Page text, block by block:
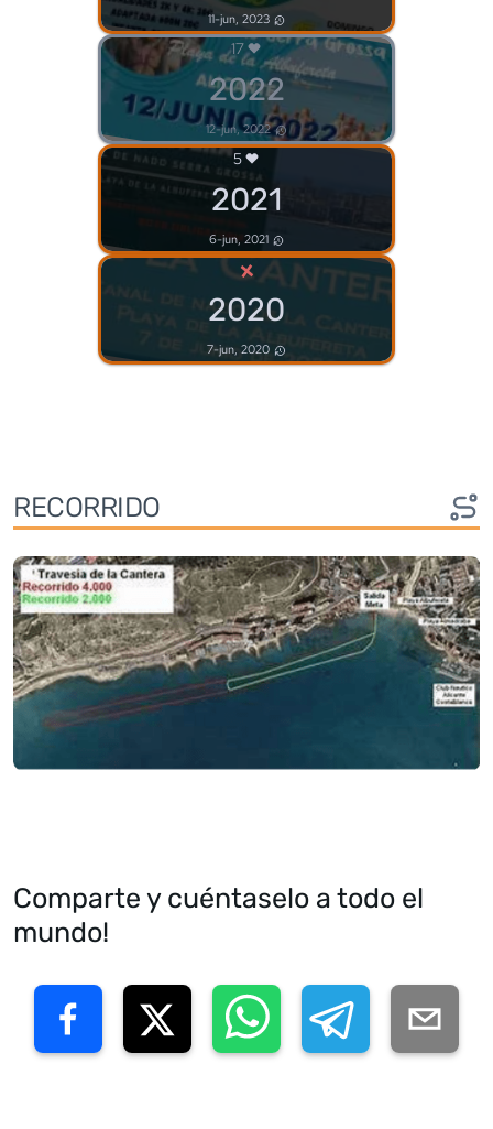
11-jun, 2023
17
2022
12-jun, 2022
5
2021
6-jun, 2021
×
2020
7-jun, 2020
RECORRIDO
Comparte y cuéntaselo a todo el
mundo!